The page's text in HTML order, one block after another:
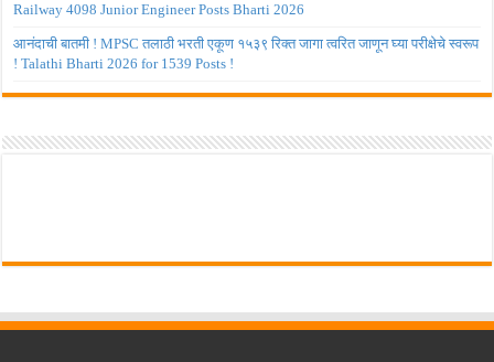
Railway 4098 Junior Engineer Posts Bharti 2026
आनंदाची बातमी ! MPSC तलाठी भरती एकूण १५३९ रिक्त जागा त्वरित जाणून घ्या परीक्षेचे स्वरूप
! Talathi Bharti 2026 for 1539 Posts !